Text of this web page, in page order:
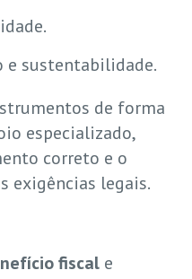
e sustentabilidade.
de forma
especializado,
correto e o
exigências legais.
fiscal e